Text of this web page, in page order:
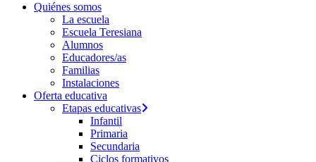
Quiénes somos
La escuela
Escuela Teresiana
Alumnos
Educadores/as
Familias
Instalaciones
Oferta educativa
Etapas educativas
Infantil
Primaria
Secundaria
Ciclos formativos